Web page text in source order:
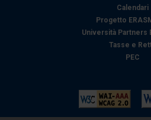
Calendari
Progetto
Università Partners
Tasse e
PEC